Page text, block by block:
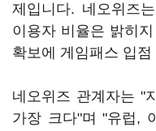
제입니다. 네오위즈
이용자 비율은 밝히
확보에 게임패스 입
네오위즈 관계자는 "
가장 크다"며 "유럽,